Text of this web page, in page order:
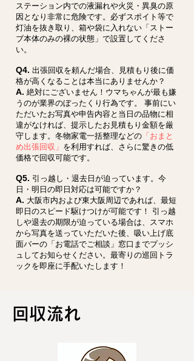
ステーション内での液漏れや火災・異臭の原
因となり非常に危険です。必ずスポイト等で
灯油を抜き取り、箱や袋に入れない「ストー
ブ本体のみの裸の状態」で設置してくださ
い。
Q4. 出張回収を頼んだ場合、見積もり後に価
格が高くなることは本当にありませんか？
A. 絶対にございません！ウマちゃんが最も嫌
うのが業界のぼったくり行為です。 事前にい
ただいたお写真や申告内容と当日の品物に相
違がなければ、提示したお見積もり金額を厳
守します。冬物家電一括整理などの 「おまと
め出張回収」 を利用すれば、さらに驚きの低
価格で回収可能です。
Q5. 引っ越し・退去日が迫っています。今
日・明日の即日対応は可能ですか？
A. 大阪市内および東大阪周辺であれば、最短
即日のスピード駆けつけが可能です！ 引っ越
しや退去の期限が迫っている場合は、スマホ
から写真を送っていただいた後、吸い上げ底
面バーの「お電話でご相談」窓口までプッシ
ュしてお知らせください。最寄りの巡回トラ
ックを即座に手配いたします！
回収流れ